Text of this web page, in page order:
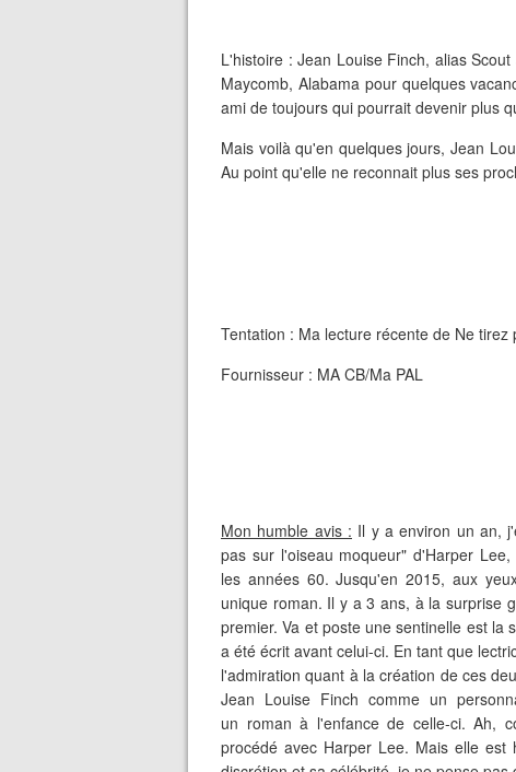
L'histoire : Jean Louise Finch, alias
Maycomb, Alabama pour quelques
ami de toujours qui pourrait devenir plus
Mais voilà qu'en quelques jours, Jean
Au point qu'elle ne reconnait plus ses
Tentation : Ma lecture récente de Ne
Fournisseur : MA CB/Ma PAL
Mon humble avis : Il y a environ un an,
pas sur l'oiseau moqueur" d'Harper
les années 60. Jusqu'en 2015, aux
unique roman. Il y a 3 ans, à la surprise
premier. Va et poste une sentinelle est la
a été écrit avant celui-ci. En tant que
l'admiration quant à la création de ces
Jean Louise Finch comme un
un roman à l'enfance de celle-ci. Ah,
procédé avec Harper Lee. Mais elle